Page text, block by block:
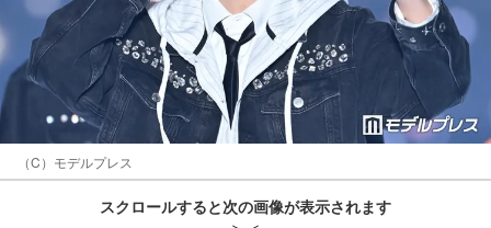
（C）モデルプレス
スクロールすると次の画像が表示されます